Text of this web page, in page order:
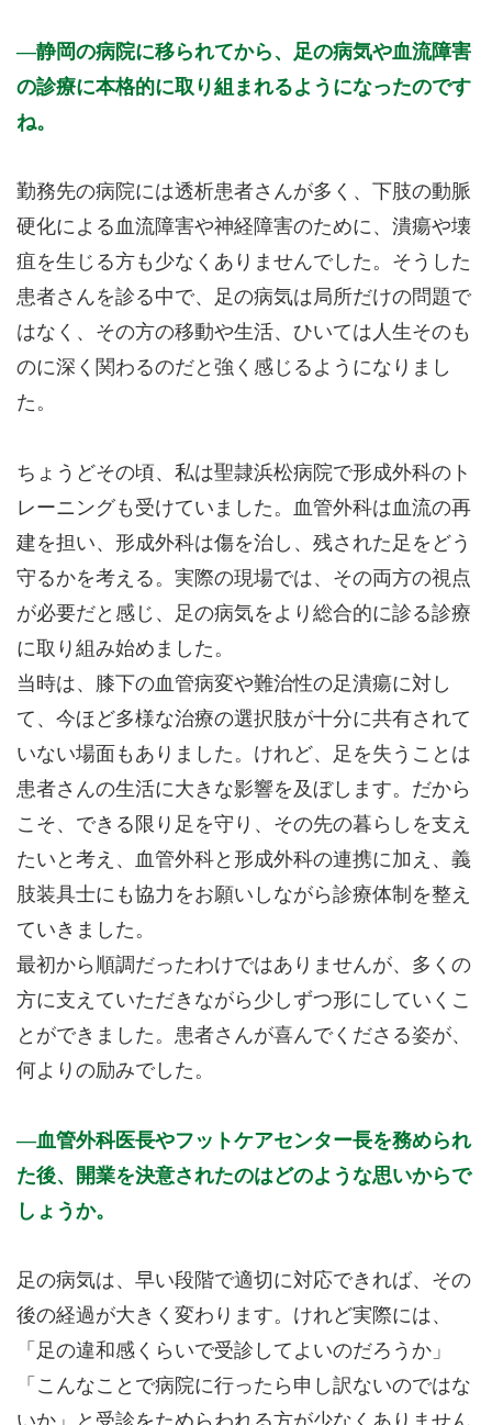
静岡の病院に移られてから、足の病気や血流障害
の診療に本格的に取り組まれるようになったのです
ね。
勤務先の病院には透析患者さんが多く、下肢の動脈
硬化による血流障害や神経障害のために、潰瘍や壊
疽を生じる方も少なくありませんでした。そうした
患者さんを診る中で、足の病気は局所だけの問題で
はなく、その方の移動や生活、ひいては人生そのも
のに深く関わるのだと強く感じるようになりまし
た。
ちょうどその頃、私は聖隷浜松病院で形成外科のト
レーニングも受けていました。血管外科は血流の再
建を担い、形成外科は傷を治し、残された足をどう
守るかを考える。実際の現場では、その両方の視点
が必要だと感じ、足の病気をより総合的に診る診療
に取り組み始めました。
当時は、膝下の血管病変や難治性の足潰瘍に対し
て、今ほど多様な治療の選択肢が十分に共有されて
いない場面もありました。けれど、足を失うことは
患者さんの生活に大きな影響を及ぼします。だから
こそ、できる限り足を守り、その先の暮らしを支え
たいと考え、血管外科と形成外科の連携に加え、義
肢装具士にも協力をお願いしながら診療体制を整え
ていきました。
最初から順調だったわけではありませんが、多くの
方に支えていただきながら少しずつ形にしていくこ
とができました。患者さんが喜んでくださる姿が、
何よりの励みでした。
血管外科医長やフットケアセンター長を務められ
た後、開業を決意されたのはどのような思いからで
しょうか。
足の病気は、早い段階で適切に対応できれば、その
後の経過が大きく変わります。けれど実際には、
「足の違和感くらいで受診してよいのだろうか」
「こんなことで病院に行ったら申し訳ないのではな
いか」と受診をためらわれる方が少なくありません